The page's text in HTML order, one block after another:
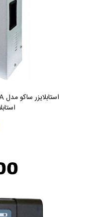
استابلایزر ساکو مدل WVRP-15KVA پلاس (هسته تروئید)